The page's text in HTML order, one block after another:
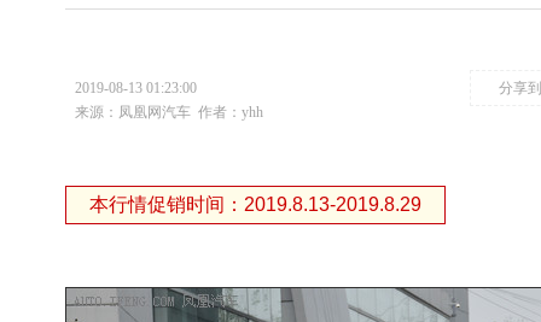
2019-08-13 01:23:00
分享到
来源：凤凰网汽车 作者：yhh
本行情促销时间：2019.8.13-2019.8.29